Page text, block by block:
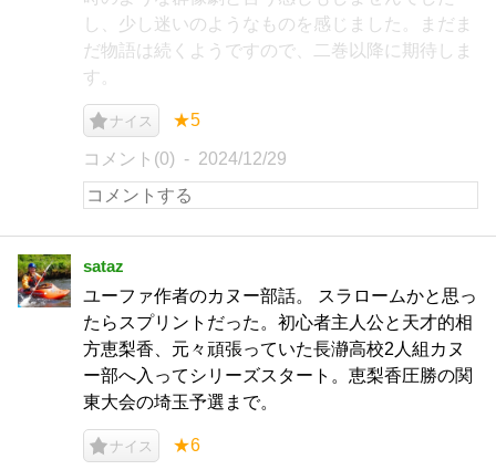
し、少し迷いのようなものを感じました。まだま
だ物語は続くようですので、二巻以降に期待しま
す。
ナイス ★5
コメント(0) 2024/12/29
sataz
ユーファ作者のカヌー部話。 スラロームかと思っ
たらスプリントだった。初心者主人公と天才的相
方恵梨香、元々頑張っていた長瀞高校2人組カヌ
ー部へ入ってシリーズスタート。恵梨香圧勝の関
東大会の埼玉予選まで。
ナイス ★6